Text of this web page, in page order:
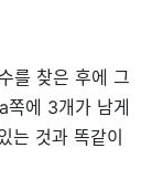
를 찾은 후에 그
에 3개가 남게
는 것과 똑같이